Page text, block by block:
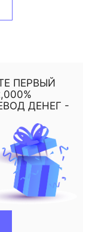
ПЕРВЫЙ
ДЕНЕГ -